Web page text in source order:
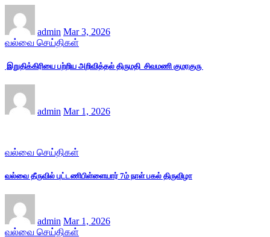
admin Mar 3, 2026
வல்வை செய்திகள்
இறுதிக்கிரியை பற்றிய அறிவித்தல் திருமதி சிவமணி குமரகுரு
admin Mar 1, 2026
வல்வை செய்திகள்
வல்வை தீருவில் புட்டணிபிள்ளையார் 7ம் நாள் பகல் திருவிழா
admin Mar 1, 2026
வல்வை செய்திகள்